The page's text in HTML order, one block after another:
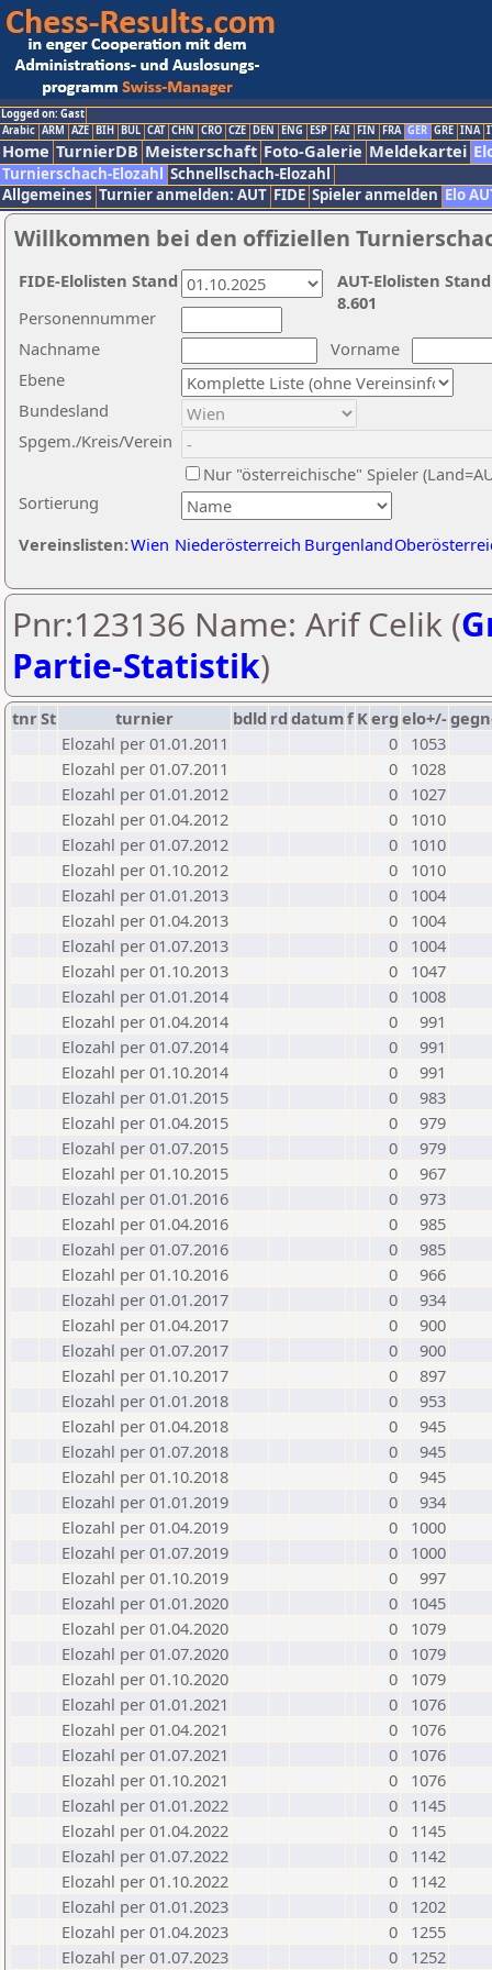
Logged on: Gast
Arabic ARM AZE BIH BUL CAT CHN CRO CZE DEN ENG ESP FAI FIN FRA GER GRE INA
Home TurnierDB Meisterschaft Foto-Galerie Meldekartei
Turnierschach-Elozahl Schnellschach-Elozahl
Allgemeines Turnier anmelden: AUT FIDE Spieler anmelden Elo
Willkommen bei den offiziellen
Nachname
Vorname
Ebene
Sortierung
Personennummer
Bundesland
Spgem./Kreis/Verein
Nur "österreichische" Spieler
Vereinslisten:Wien Niederösterreich Burgenland
AUT-Elolisten
8.601
FIDE-Elolisten Stand
Pnr:123136 Name: Arif Celik (
Partie-Statistik)
tnrSt turnier bdld rd datumf Kerg elo+/-
Elozahl per 01.01.2011
0
1053
Elozahl per 01.07.2011
0
1028
Elozahl per 01.01.2012
0
1027
Elozahl per 01.04.2012
0
1010
Elozahl per 01.07.2012
0
1010
Elozahl per 01.10.2012
0
1010
Elozahl per 01.01.2013
0
1004
Elozahl per 01.04.2013
0
1004
Elozahl per 01.07.2013
0
1004
Elozahl per 01.10.2013
0
1047
Elozahl per 01.01.2014
0
1008
Elozahl per 01.04.2014
0
991
Elozahl per 01.07.2014
0
991
Elozahl per 01.10.2014
0
991
Elozahl per 01.01.2015
0
983
Elozahl per 01.04.2015
0
979
Elozahl per 01.07.2015
0
979
Elozahl per 01.10.2015
0
967
Elozahl per 01.01.2016
0
973
Elozahl per 01.04.2016
0
985
Elozahl per 01.07.2016
0
985
Elozahl per 01.10.2016
0
966
Elozahl per 01.01.2017
0
934
Elozahl per 01.04.2017
0
900
Elozahl per 01.07.2017
0
900
Elozahl per 01.10.2017
0
897
Elozahl per 01.01.2018
0
953
Elozahl per 01.04.2018
0
945
Elozahl per 01.07.2018
0
945
Elozahl per 01.10.2018
0
945
Elozahl per 01.01.2019
0
934
Elozahl per 01.04.2019
0
1000
Elozahl per 01.07.2019
0
1000
Elozahl per 01.10.2019
0
997
Elozahl per 01.01.2020
0
1045
Elozahl per 01.04.2020
0
1079
Elozahl per 01.07.2020
0
1079
Elozahl per 01.10.2020
0
1079
Elozahl per 01.01.2021
0
1076
Elozahl per 01.04.2021
0
1076
Elozahl per 01.07.2021
0
1076
Elozahl per 01.10.2021
0
1076
Elozahl per 01.01.2022
0
1145
Elozahl per 01.04.2022
0
1145
Elozahl per 01.07.2022
0
1142
Elozahl per 01.10.2022
0
1142
Elozahl per 01.01.2023
0
1202
Elozahl per 01.04.2023
0
1255
Elozahl per 01.07.2023
0
1252